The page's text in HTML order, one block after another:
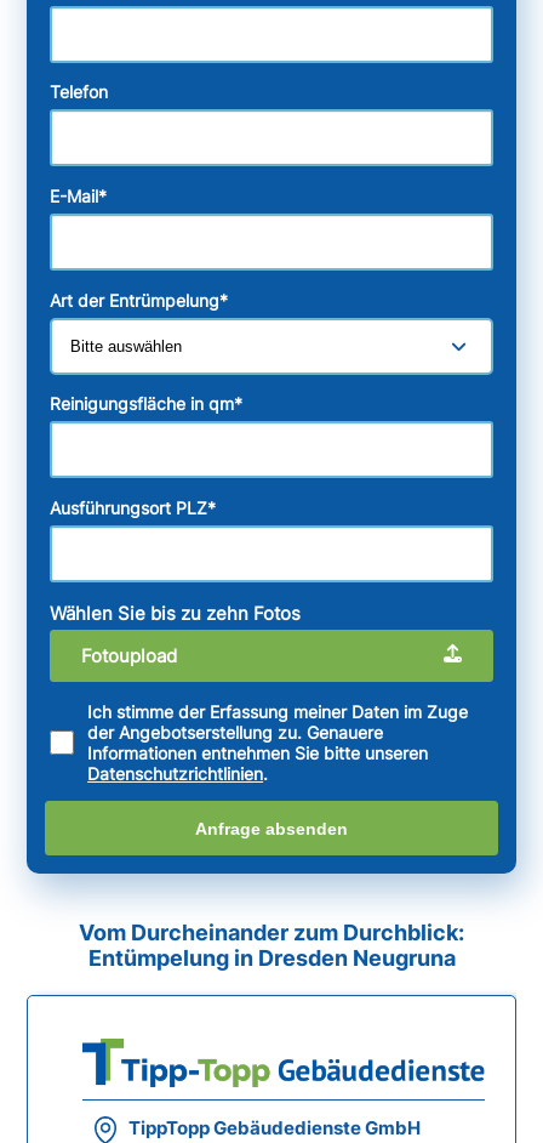
Telefon
E-Mail*
Art der Entrümpelung*
Reinigungsfläche in qm*
Ausführungsort PLZ*
Wählen Sie bis zu zehn Fotos
Fotoupload
Ich stimme der Erfassung meiner Daten im Zuge
der Angebotserstellung zu. Genauere
Informationen entnehmen Sie bitte unseren
Datenschutzrichtlinien.
Anfrage absenden
Vom Durcheinander zum Durchblick:
Entümpelung in Dresden Neugruna
TippTopp Gebäudedienste GmbH